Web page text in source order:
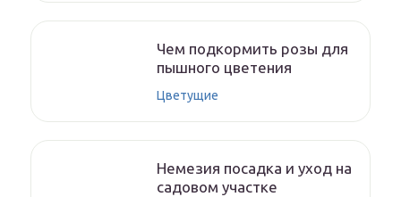
Чем подкормить розы для
пышного цветения
Цветущие
Немезия посадка и уход на
садовом участке